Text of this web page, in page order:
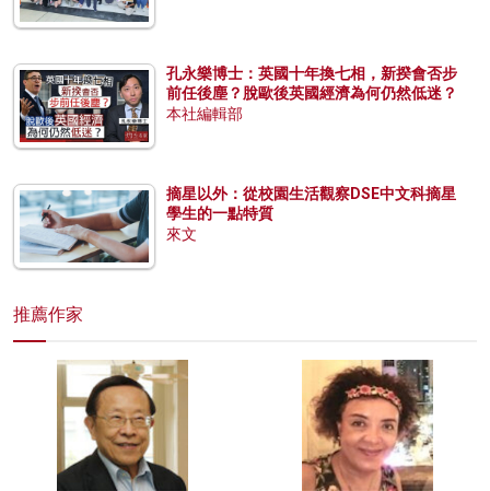
孔永樂博士：英國十年換七相，新揆會否步
前任後塵？脫歐後英國經濟為何仍然低迷？
本社編輯部
摘星以外：從校園生活觀察DSE中文科摘星
學生的一點特質
來文
推薦作家